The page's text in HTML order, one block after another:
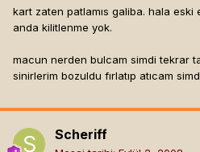
kart zaten patlamıs galiba. hala eski
anda kilitlenme yok.
macun nerden bulcam simdi tekrar
sinirlerim bozuldu fırlatıp atıcam
Scheriff